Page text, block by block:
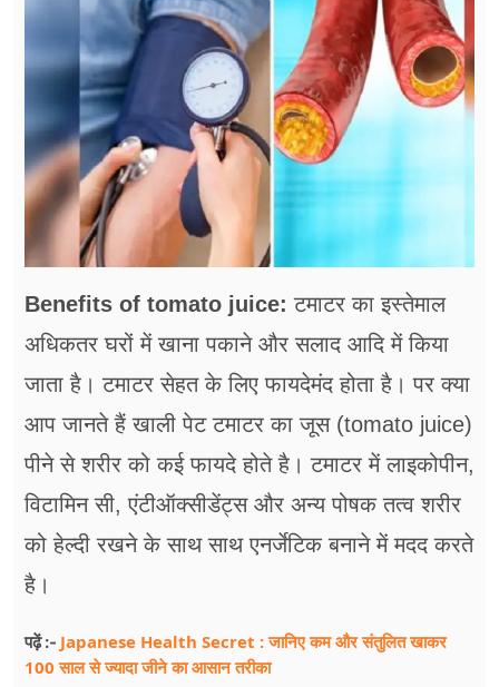
सेहत
ब्‍यूटी
शिक्षा
अन्य खबरें
Benefits of tomato juice: टमाटर का इस्तेमाल
अधिकतर घरों में खाना पकाने और सलाद आदि में किया
जाता है। टमाटर सेहत के लिए फायदेमंद होता है। पर क्या
आप जानते हैं खाली पेट टमाटर का जूस (tomato juice)
पीने से शरीर को कई फायदे होते है। टमाटर में लाइकोपीन,
विटामिन सी, एंटीऑक्सीडेंट्स और अन्य पोषक तत्व शरीर
को हेल्दी रखने के साथ साथ एनर्जेटिक बनाने में मदद करते
है।
पढ़ें :- Japanese Health Secret : जानिए कम और संतुलित खाकर
100 साल से ज्यादा जीने का आसान तरीका